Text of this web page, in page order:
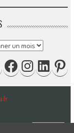
INSTAGRAM